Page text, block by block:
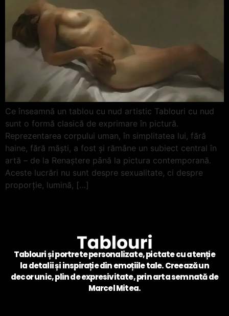
Ce înseamnă un tablou cu nud artistic Tablouri cu nud
sunt o formă clasică de exprimare în pictură.
Reprezentarea corpului uman, în simplitatea lui, fără
haine, fără măști, a fost și rămâne un subiect central în
artă – de la Renaștere până la pictura contemporană.
Aceste lucrări nu sunt despre sexualitate, ci despre
proporție, lumină, […]
Tablouri și portrete personalizate, pictate cu atenție
la detalii și inspirație din emoțiile tale. Creează un
decor unic, plin de expresivitate, prin arta semnată de
Marcel Mitea.